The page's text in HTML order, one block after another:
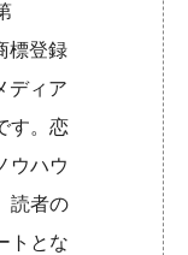
標登録
ディア
す。恋
ウハウ
読者の
トとな